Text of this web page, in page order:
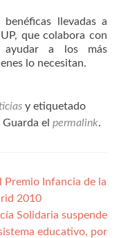
llevadas a
que colabora con
ayudar a los más
lo necesitan.
y etiquetado
Guarda el permalink.
Premio Infancia de la
2010
Solidaria suspende
educativo, por